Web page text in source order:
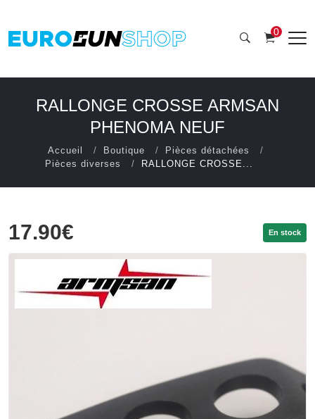
0
RALLONGE CROSSE ARMSAN
PHENOMA NEUF
Accueil Boutique
Pièces détachées
Pièces diverses
RALLONGE CROSSE...
17.90€ En stock